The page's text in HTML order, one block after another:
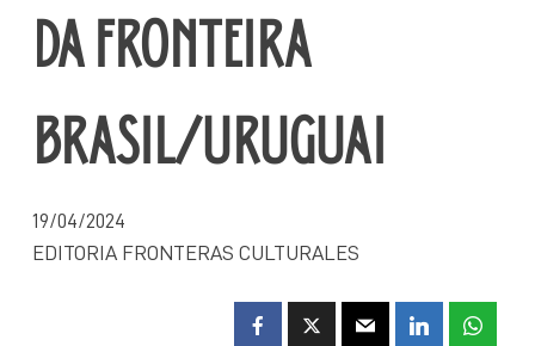
DA FRONTEIRA
BRASIL/URUGUAI
19/04/2024
EDITORIA FRONTERAS CULTURALES